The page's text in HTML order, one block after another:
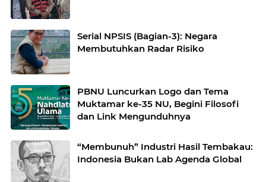
Serial NPSIS (Bagian-3): Negara
Membutuhkan Radar Risiko
PBNU Luncurkan Logo dan Tema
Muktamar ke-35 NU, Begini Filosofi
dan Link Mengunduhnya
“Membunuh” Industri Hasil Tembakau:
Indonesia Bukan Lab Agenda Global